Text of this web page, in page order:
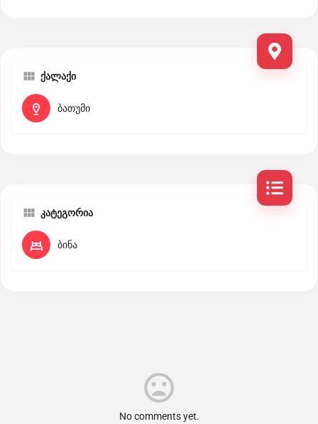
ქალაქი
ბათუმი
კატეგორია
ბინა
No comments yet.